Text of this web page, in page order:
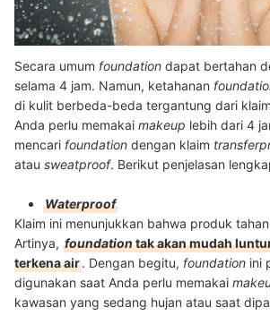
Secara umum foundation dapat bertahan
selama 4 jam. Namun, ketahanan
di kulit berbeda-beda tergantung dari
Anda perlu memakai makeup lebih dari 4
mencari foundation dengan klaim
atau sweatproof. Berikut penjelasan
Waterproof
Klaim ini menunjukkan bahwa produk
Artinya, foundationtak akan mudah
terkena air. Dengan begitu, foundation ini
digunakan saat Anda perlu memakai
kawasan yang sedang hujan atau saat